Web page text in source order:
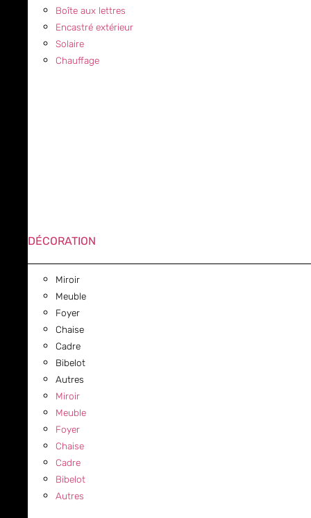
Boîte aux lettres
Encastré extérieur
Solaire
Chauffage
DÉCORATION
Miroir
Meuble
Foyer
Chaise
Cadre
Bibelot
Autres
Miroir
Meuble
Foyer
Chaise
Cadre
Bibelot
Autres